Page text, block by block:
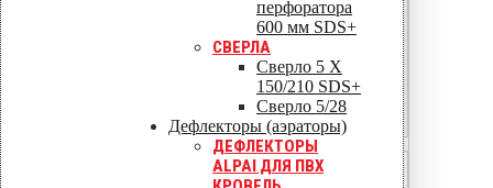
перфоратора
600 мм SDS+
СВЕРЛА
Сверло 5 X
150/210 SDS+
Сверло 5/28
Дефлекторы (аэраторы)
ДЕФЛЕКТОРЫ
ALPAI ДЛЯ ПВХ
2,37 кН
OSB-3